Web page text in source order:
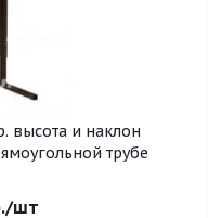
высота и наклон
трубе
/шт